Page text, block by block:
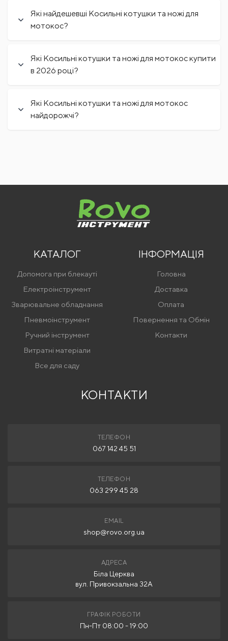
Які найдешевші Косильні котушки та ножі для
мотокос?
Які Косильні котушки та ножі для мотокос купити
в 2026 році?
Які Косильні котушки та ножі для мотокос
найдорожчі?
КАТАЛОГ
Допомога при блекауті
Електроінструмент
Зварювальне обладнання
Пневмоінструмент
Ручний інструмент
Витратні матеріали
Все для саду
ІНФОРМАЦІЯ
Головна
Доставка
Оплата
Повернення та Обмін
Контакти
КОНТАКТИ
ТЕЛЕФОН
067 142 45 51
ТЕЛЕФОН
063 299 45 28
EMAIL
shop@rovo.org.ua
АДРЕСА
Біла Церква
вул. Привокзальна 32А
ГРАФІК РОБОТИ
Пн-Пт 08:00 - 19:00